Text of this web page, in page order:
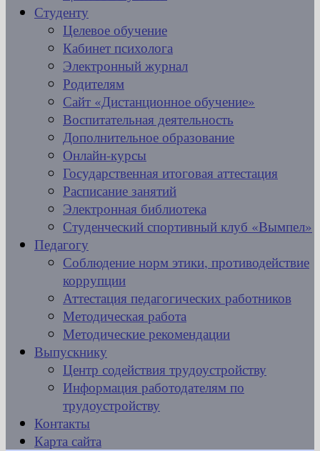
Студенту
Целевое обучение
Кабинет психолога
Электронный журнал
Родителям
Сайт «Дистанционное обучение»
Воспитательная деятельность
Дополнительное образование
Онлайн-курсы
Государственная итоговая аттестация
Расписание занятий
Электронная библиотека
Студенческий спортивный клуб «Вымпел»
Педагогу
Соблюдение норм этики, противодействие
коррупции
Аттестация педагогических работников
Методическая работа
Методические рекомендации
Выпускнику
Центр содействия трудоустройству
Информация работодателям по
трудоустройству
Контакты
Карта сайта